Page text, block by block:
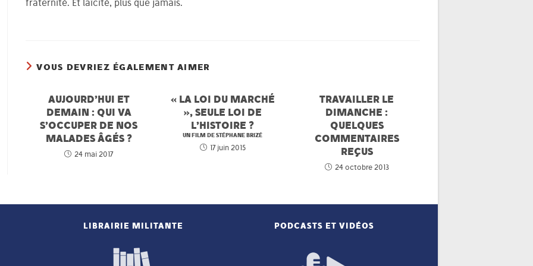
fraternité. Et laïcité, plus que jamais.
VOUS DEVRIEZ ÉGALEMENT AIMER
AUJOURD’HUI ET
DEMAIN : QUI VA
S’OCCUPER DE NOS
MALADES ÂGÉS ?
24 mai 2017
« LA LOI DU MARCHÉ
», SEULE LOI DE
L’HISTOIRE ?
UN FILM DE STÉPHANE BRIZÉ
17 juin 2015
TRAVAILLER LE
DIMANCHE :
QUELQUES
COMMENTAIRES
REÇUS
24 octobre 2013
LIBRAIRIE MILITANTE PODCASTS ET VIDÉOS